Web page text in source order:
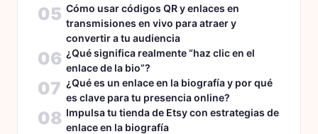
05 Cómo usar códigos QR y enlaces en
transmisiones en vivo para atraer y
convertir a tu audiencia
06 ¿Qué significa realmente “haz clic en el
enlace de la bio”?
07 ¿Qué es un enlace en la biografía y por qué
es clave para tu presencia online?
08 Impulsa tu tienda de Etsy con estrategias de
enlace en la biografía